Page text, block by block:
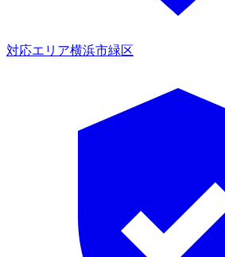
対応エリア横浜市緑区